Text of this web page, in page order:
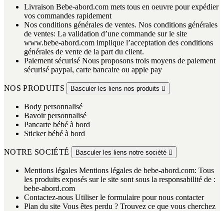
Livraison Bebe-abord.com mets tous en oeuvre pour expédier
vos commandes rapidement
Nos conditions générales de ventes. Nos conditions générales
de ventes: La validation d’une commande sur le site
www.bebe-abord.com implique l’acceptation des conditions
générales de vente de la part du client.
Paiement sécurisé Nous proposons trois moyens de paiement
sécurisé paypal, carte bancaire ou apple pay
NOS PRODUITS Basculer les liens nos produits 
Body personnalisé
Bavoir personnalisé
Pancarte bébé à bord
Sticker bébé à bord
NOTRE SOCIÉTÉ Basculer les liens notre société 
Mentions légales Mentions légales de bebe-abord.com: Tous
les produits exposés sur le site sont sous la responsabilité de :
bebe-abord.com
Contactez-nous Utiliser le formulaire pour nous contacter
Plan du site Vous êtes perdu ? Trouvez ce que vous cherchez